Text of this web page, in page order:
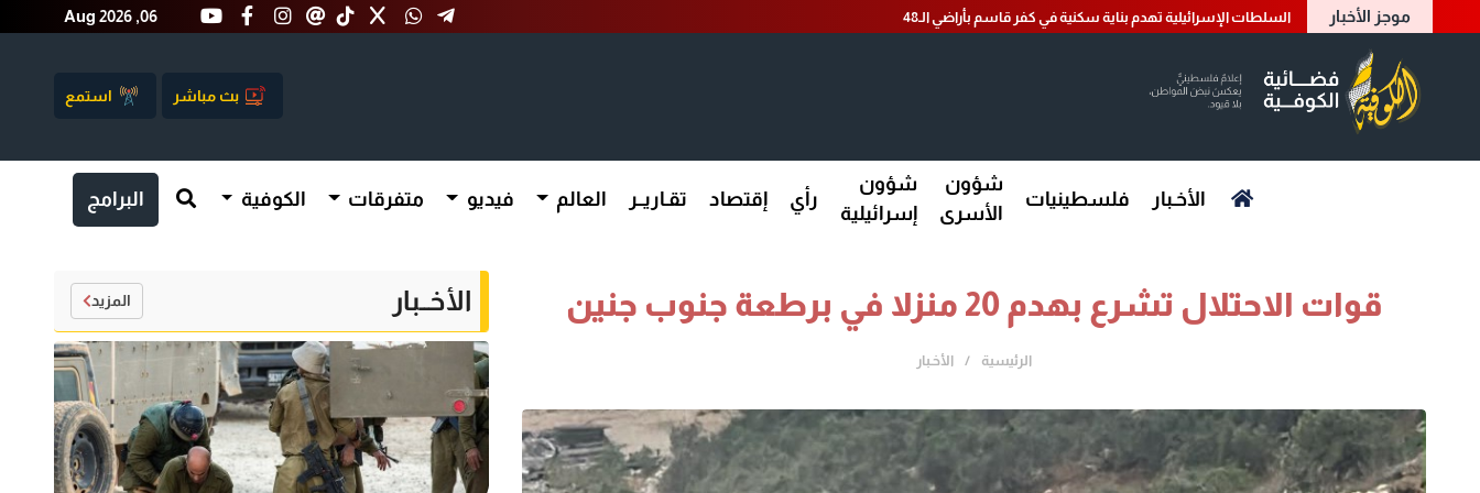
موجز الأخبار السلطات الإسرائيلية تهدم بناية سكنية في كفر قاسم بأراضي الـ48 Aug 2026 ,06
بث مباشر استمع
الأخـبار فلسطينيات
شؤون
الأسرى
شؤون
إسرائيلية
رأي إقتصاد تقـاريــر العالم فيديو متفرقات الكوفية البرامج
قوات الاحتلال تشرع بهدم 20 منزلا في برطعة جنوب جنين
الرئيسية الأخـبار
الأخــبار المزيد